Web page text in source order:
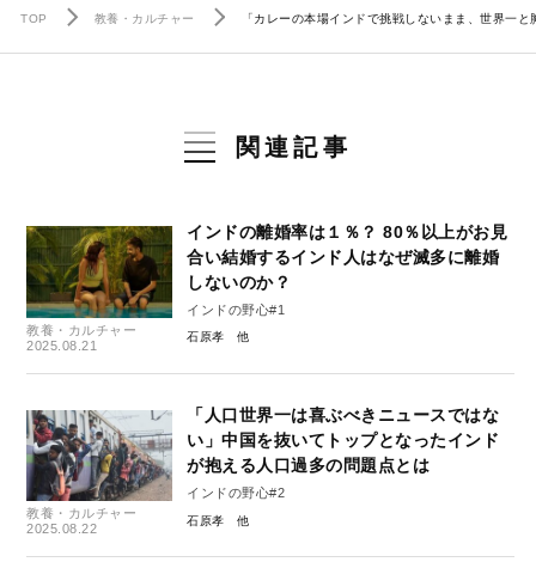
TOP 教養・カルチャー 「カレーの本場インドで挑戦しないまま、世界一
関連記事
教養・カルチャー
2025.08.21
インドの離婚率は１％？ 80％以上がお見
合い結婚するインド人はなぜ滅多に離婚
しないのか？
インドの野心#1
石原孝
教養・カルチャー
2025.08.22
「人口世界一は喜ぶべきニュースではな
い」中国を抜いてトップとなったインド
が抱える人口過多の問題点とは
インドの野心#2
石原孝